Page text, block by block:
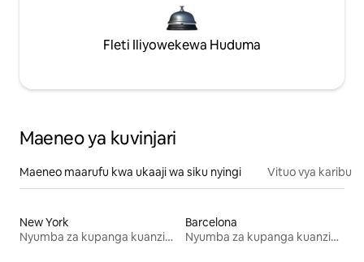
Fleti Iliyowekewa Huduma
Maeneo ya kuvinjari
Maeneo maarufu kwa ukaaji wa siku nyingi Vituo vya karibu
New York
Nyumba za kupanga kuanzia mwezi mmoja
Barcelona
Nyumba za kupanga kuanzia mwezi mmoja